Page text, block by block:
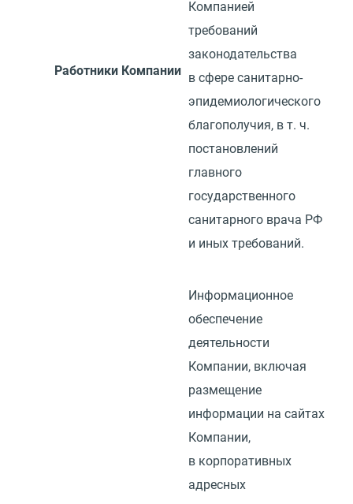
Работники Компании
Компанией
требований
законодательства
в сфере санитарно-
эпидемиологического
благополучия, в т. ч.
постановлений
главного
государственного
санитарного врача РФ
и иных требований.
Информационное
обеспечение
деятельности
Компании, включая
размещение
информации на сайтах
Компании,
в корпоративных
адресных